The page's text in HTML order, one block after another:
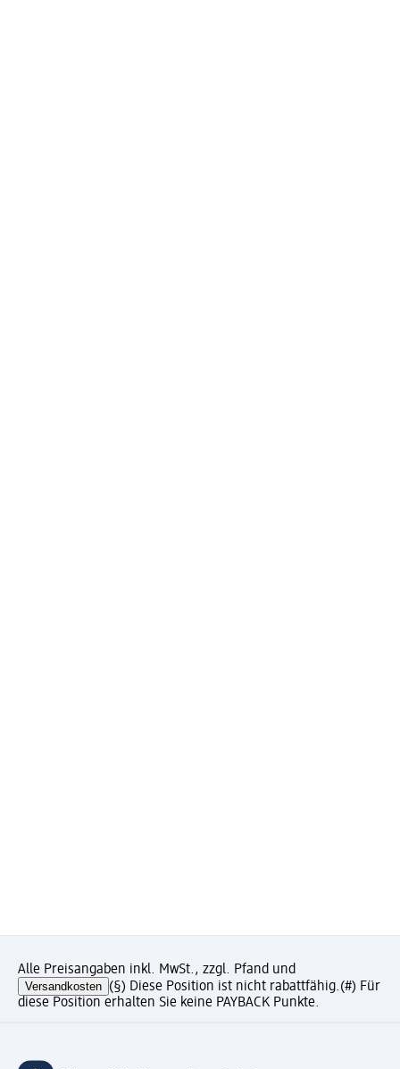
Alle Preisangaben inkl. MwSt., zzgl. Pfand und
Versandkosten (§) Diese Position ist nicht rabattfähig.(#) Für
diese Position erhalten Sie keine PAYBACK Punkte.